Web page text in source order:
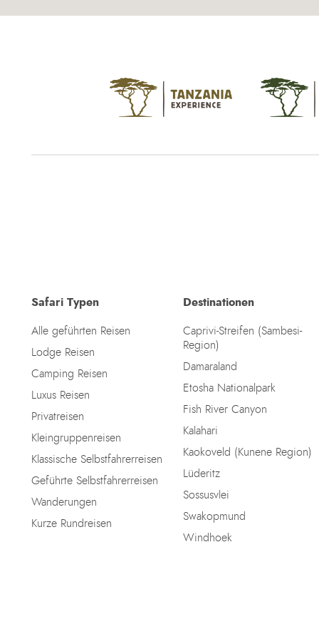
Safari Typen
Alle geführten Reisen
Lodge Reisen
Camping Reisen
Luxus Reisen
Privatreisen
Kleingruppenreisen
Klassische Selbstfahrerreisen
Geführte Selbstfahrerreisen
Wanderungen
Kurze Rundreisen
Destinationen
Caprivi-Streifen (Sambesi-
Region)
Damaraland
Etosha Nationalpark
Fish River Canyon
Kalahari
Kaokoveld (Kunene Region)
Lüderitz
Sossusvlei
Swakopmund
Windhoek